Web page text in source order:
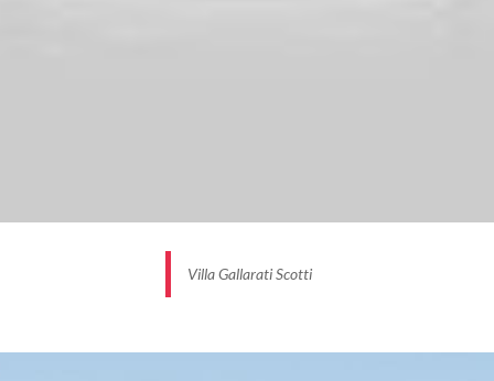
Villa Gallarati Scotti